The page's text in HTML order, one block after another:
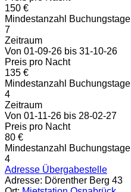
150 €
Mindestanzahl Buchungstage
7
Zeitraum
Von 01-09-26 bis 31-10-26
Preis pro Nacht
135 €
Mindestanzahl Buchungstage
4
Zeitraum
Von 01-11-26 bis 28-02-27
Preis pro Nacht
80 €
Mindestanzahl Buchungstage
4
Adresse Übergabestelle
Adresse: Dörenther Berg 43